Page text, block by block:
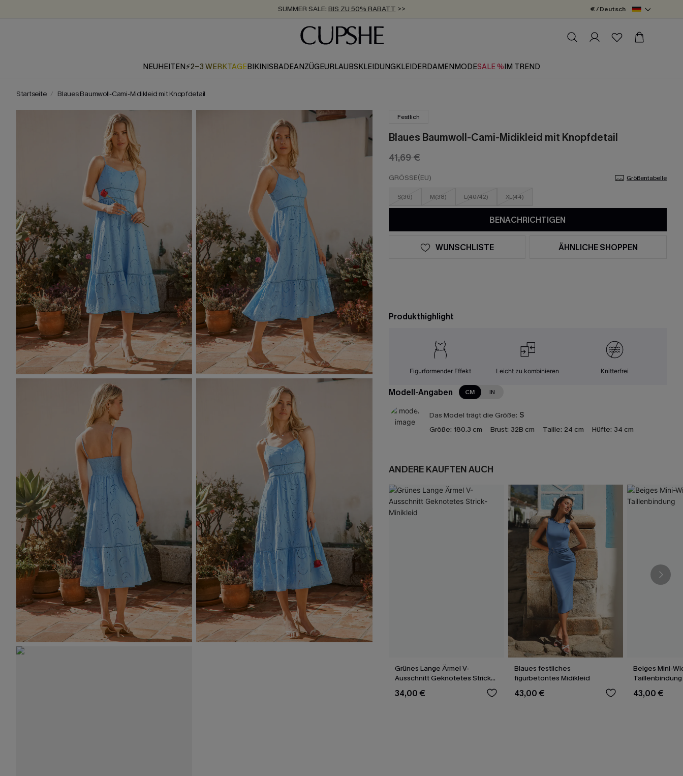
SUMMER SALE: BIS ZU 50% RABATT >>
ZUM NEWSLETTER:BIS ZU -20% EXTRA ERHALTEN
KOSTENLOSER VERSAND AB 89 €
€ / Deutsch
NEUHEITEN⚡2-3 WERKTAGEBIKINISBADEANZÜGEURLAUBSKLEIDUNGKLEIDERDAMENMODESALE %IM TREND
Startseite Blaues Baumwoll-Cami-Midikleid mit Knopfdetail
Festlich
Blaues Baumwoll-Cami-Midikleid mit Knopfdetail
41,69 €
GRÖSSE(EU) Größentabelle
S(36) M(38) L(40/42) XL(44)
BENACHRICHTIGEN
WUNSCHLISTE ÄHNLICHE SHOPPEN
Produkthighlight
Figurformender Effekt Leicht zu kombinieren Knitterfrei
Modell-Angaben CM IN
Das Model trägt die Größe: S
Größe: 180.3 cm Brust: 32B cm Taille: 24 cm Hüfte: 34 cm
ANDERE KAUFTEN AUCH
Grünes Lange Ärmel V-
Ausschnitt Geknotetes Strick-
Minikleid
34,00 €
Blaues festliches
figurbetontes Midikleid
43,00 €
Beiges Mini-
Taillenbindung
43,00 €